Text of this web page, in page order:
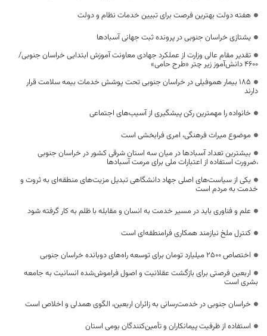
هفته دولت بهترین فرصت برای تبیین خدمات نظام و دولت
یشتازی خراسان جنوبی در پرونده ثبت جهانی آسبادها
تقدیر مقام عالی وزارت از عملکرد جهادی معاونت آموزش ابتدایی خراسان جنوبی/
۴۶۰۰ دانش‌آموز زیر چتر «طرح حامی»
۱۸۵ بیمار هموفیلی در خراسان جنوبی تحت پوشش خدمات بیمه سلامت قرار
دارند
خانواده را مهمترین رکن پیشگیری از آسیب‌های اجتماعی
موضوع میراث فرهنگی، امری فرابخشی است
بیشترین تعداد آسبادها در میان سه استان شرقی کشور در خراسان جنوبی
،ضرورت استفاده از اعتبارات ملی برای مرمت آسبادها
یکی از سیاست‌های اصلی جهاد دانشگاهی تبدیل مزیت‌های منطقه‌ای به ثروت و
خدمت به مردم است
علم و فناوری باید در مسیر خدمت به انسان و مقابله با ظلم به کار گرفته شود
کنترل ملخ نیازمند همکاری فرامنطقه‌ای است
اختصاص 2500 میلیارد تومان برای توسعه راه‌های دوبانده خراسان جنوبی
اربعین فرصتی برای بازگشت عقلانیت و اصول فراموش‌شده انسانیت به جامعه
بشری است
خراسان جنوبی در خدمت‌رسانی به زائران اربعین، الگوی همدلی و اخلاص است
استفاده از ظرفیت پیمانکاران و تأمین‌کنندگان بومی استان